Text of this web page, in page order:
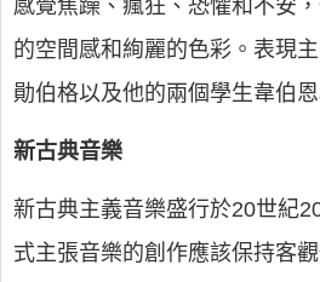
感覺焦躁、瘋狂、恐懼和不安
的空間感和絢麗的色彩。表現
勛伯格以及他的兩個學生韋伯
新古典音樂
新古典主義音樂盛行於20世紀
式主張音樂的創作應該保持客